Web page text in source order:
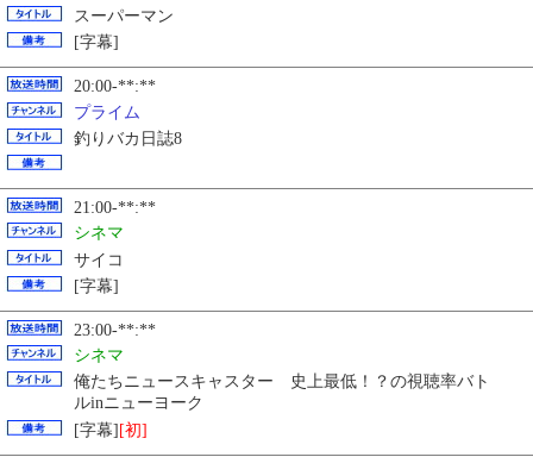
スーパーマン
[字幕]
20:00-**:**
プライム
釣りバカ日誌8
21:00-**:**
シネマ
サイコ
[字幕]
23:00-**:**
シネマ
俺たちニュースキャスター 史上最低！？の視聴率バト
ルinニューヨーク
[字幕][初]